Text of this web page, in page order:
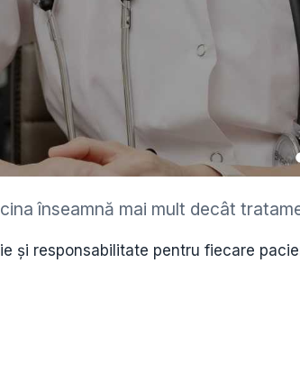
•
•
înseamnă mai mult decât
și responsabilitate pentru fiecare